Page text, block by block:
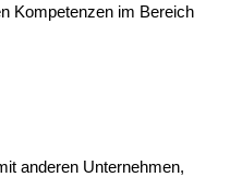
Kompetenzen im Bereich
anderen Unternehmen,